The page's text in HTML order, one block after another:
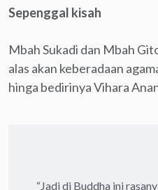
Sepenggal kisah
Mbah Sukadi dan Mbah
alas akan keberadaan
hinga bedirinya Vihara
“Jadi di Buddha ini